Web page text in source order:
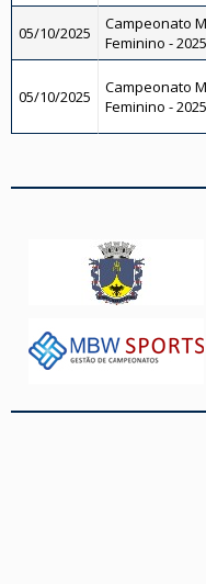
05/10/2025
Campeonato
Feminino - 2025
05/10/2025
Campeonato
Feminino - 2025